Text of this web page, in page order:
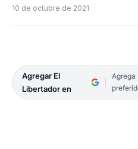
10 de octubre de 2021
Agregar El
Libertador en
Agrega